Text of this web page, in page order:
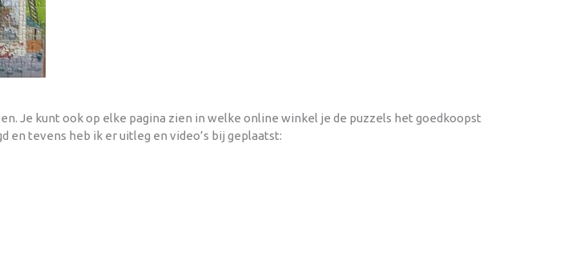
Je kunt ook op elke pagina zien in welke online winkel je de puzzels het goedkoopst
en tevens heb ik er uitleg en video’s bij geplaatst: